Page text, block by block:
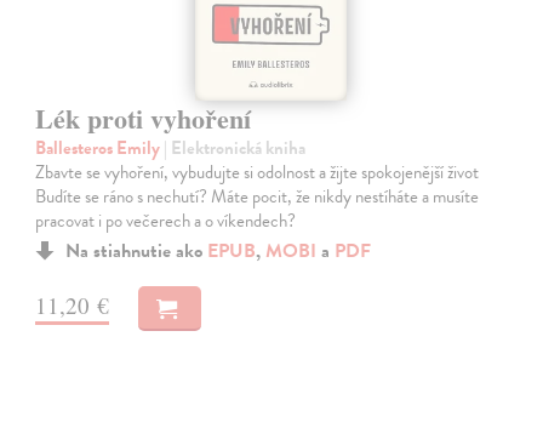
Lék proti vyhoření
Ballesteros Emily| Elektronická kniha
Zbavte se vyhoření, vybudujte si odolnost a žijte spokojenější život
Budíte se ráno s nechutí? Máte pocit, že nikdy nestíháte a musíte
pracovat i po večerech a o víkendech?
Na stiahnutie ako EPUB, MOBI a PDF
11,20 €